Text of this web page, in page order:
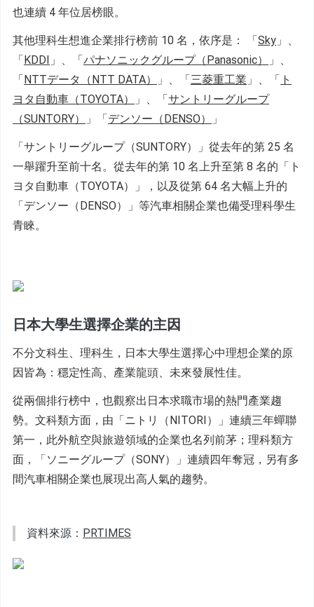
也連續 4 年位居榜眼。
其他理科生想進企業排行榜前 10 名，依序是： 「Sky 」、
「KDDI 」、「パナソニックグループ（Panasonic）
」、
「NTTデータ（NTT DATA） 」、「三菱重工業 」、「 ト
ヨタ自動車（TOYOTA）
」、「サントリーグループ
（SUNTORY）
」「デンソー（DENSO） 」
「サントリーグループ（SUNTORY）」從去年的第 25 名
一舉躍升至前十名。從去年的第 10 名上升至第 8 名的「ト
ヨタ自動車（TOYOTA）」，以及從第 64 名大幅上升的
「デンソー（DENSO）」等汽車相關企業也備受理科學生
青睞。
日本大學生選擇企業的主因
不分文科生、理科生，日本大學生選擇心中理想企業的原
因皆為：穩定性高、產業龍頭、未來發展性佳。
從兩個排行榜中，也觀察出日本求職市場的熱門產業趨
勢。文科類方面，由「ニトリ（NITORI）」連續三年蟬聯
第一，此外航空與旅遊領域的企業也名列前茅；理科類方
面，「ソニーグループ（SONY）」連續四年奪冠，另有多
間汽車相關企業也展現出高人氣的趨勢。
資料來源： PRTIMES